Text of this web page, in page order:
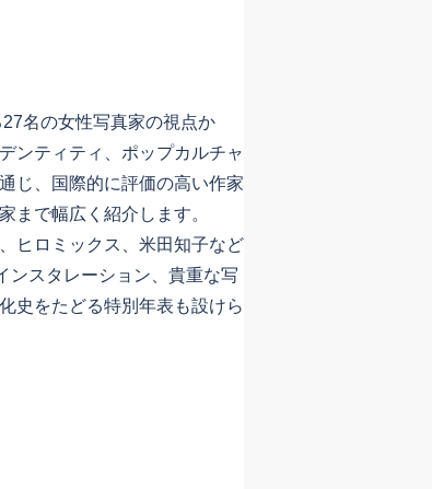
名の女性写真家の視点か
ンティティ、ポップカルチャ
じ、国際的に評価の高い作家
まで幅広く紹介します。
ヒロミックス、米田知子など
ンスタレーション、貴重な写
史をたどる特別年表も設けら